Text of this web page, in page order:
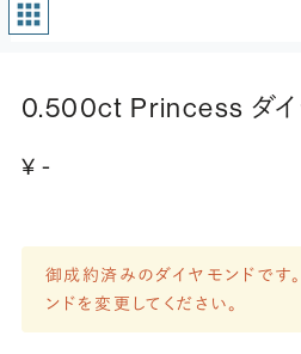
0.500ct Princess ダイ
¥ -
御成約済みのダイヤモンドです
ンドを変更してください。